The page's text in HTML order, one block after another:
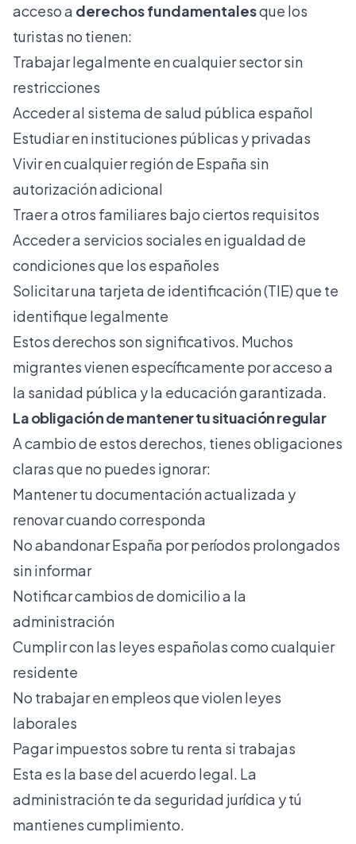
acceso a derechos fundamentalesque los
turistas no tienen:
Trabajar legalmente en cualquier sector sin
restricciones
Acceder al sistema de salud pública español
Estudiar en instituciones públicas y privadas
Vivir en cualquier región de España sin
autorización adicional
Traer a otros familiares bajo ciertos requisitos
Acceder a servicios sociales en igualdad de
condiciones que los españoles
Solicitar una tarjeta de identificación (TIE) que te
identifique legalmente
Estos derechos son significativos. Muchos
migrantes vienen específicamente por acceso a
la sanidad pública y la educación garantizada.
La obligación de mantener tu situación regular
A cambio de estos derechos, tienes obligaciones
claras que no puedes ignorar:
Mantener tu documentación actualizada y
renovar cuando corresponda
No abandonar España por períodos prolongados
sin informar
Notificar cambios de domicilio a la
administración
Cumplir con las leyes españolas como cualquier
residente
No trabajar en empleos que violen leyes
laborales
Pagar impuestos sobre tu renta si trabajas
Esta es la base del acuerdo legal. La
administración te da seguridad jurídica y tú
mantienes cumplimiento.